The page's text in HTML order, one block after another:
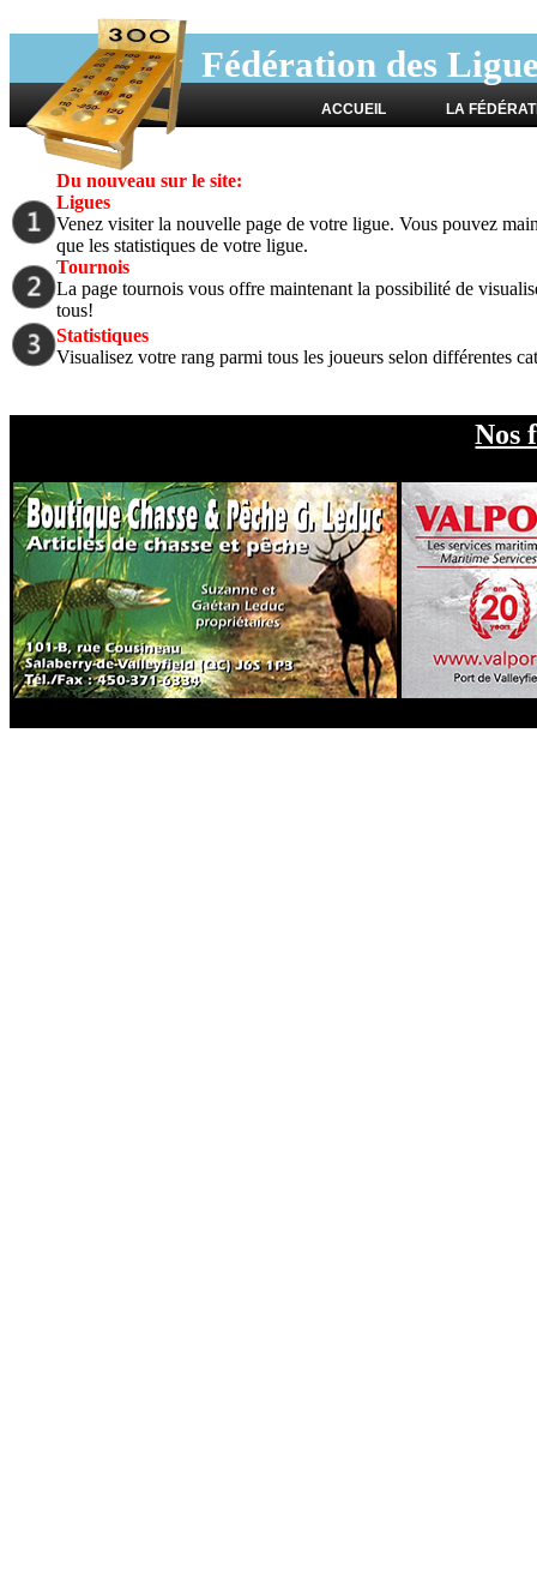
Fédération des
LA
ACCUEIL
Du nouveau sur le site:
Ligues
Venez visiter la nouvelle page de votre ligue. Vous pouvez
que les statistiques de votre ligue.
Tournois
La page tournois vous offre maintenant la possibilité de
tous!
Statistiques
Visualisez votre rang parmi tous les joueurs selon différentes
Nos